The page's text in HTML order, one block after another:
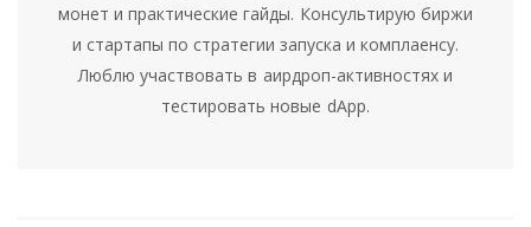
монет и практические гайды. Консультирую биржи
и стартапы по стратегии запуска и комплаенсу.
Люблю участвовать в аирдроп-активностях и
тестировать новые dApp.